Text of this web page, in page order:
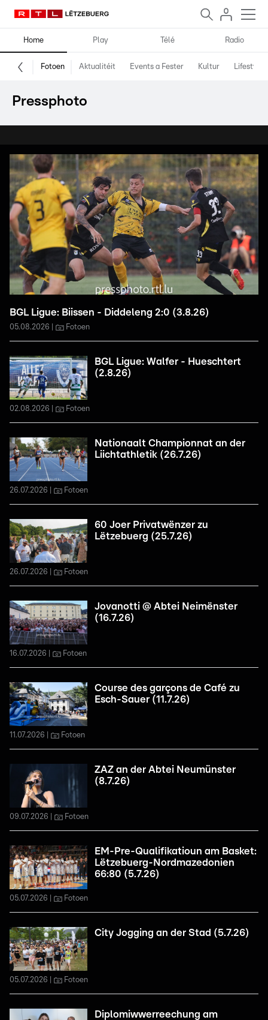
Home Play Télé Radio
Fotoen Aktualitéit Events a Fester Kultur Lifestyle
Pressphoto
BGL Ligue: Biissen - Diddeleng 2:0 (3.8.26)
05.08.2026 Fotoen
BGL Ligue: Walfer - Hueschtert
(2.8.26)
02.08.2026 Fotoen
Nationaalt Championnat an der
Liichtathletik (26.7.26)
26.07.2026 Fotoen
60 Joer Privatwënzer zu
Lëtzebuerg (25.7.26)
26.07.2026 Fotoen
Jovanotti @ Abtei Neimënster
(16.7.26)
16.07.2026 Fotoen
Course des garçons de Café zu
Esch-Sauer (11.7.26)
11.07.2026 Fotoen
ZAZ an der Abtei Neumünster
(8.7.26)
09.07.2026 Fotoen
EM-Pre-Qualifikatioun am Basket:
Lëtzebuerg-Nordmazedonien
66:80 (5.7.26)
05.07.2026 Fotoen
City Jogging an der Stad (5.7.26)
05.07.2026 Fotoen
Diplomiwwerreechung am